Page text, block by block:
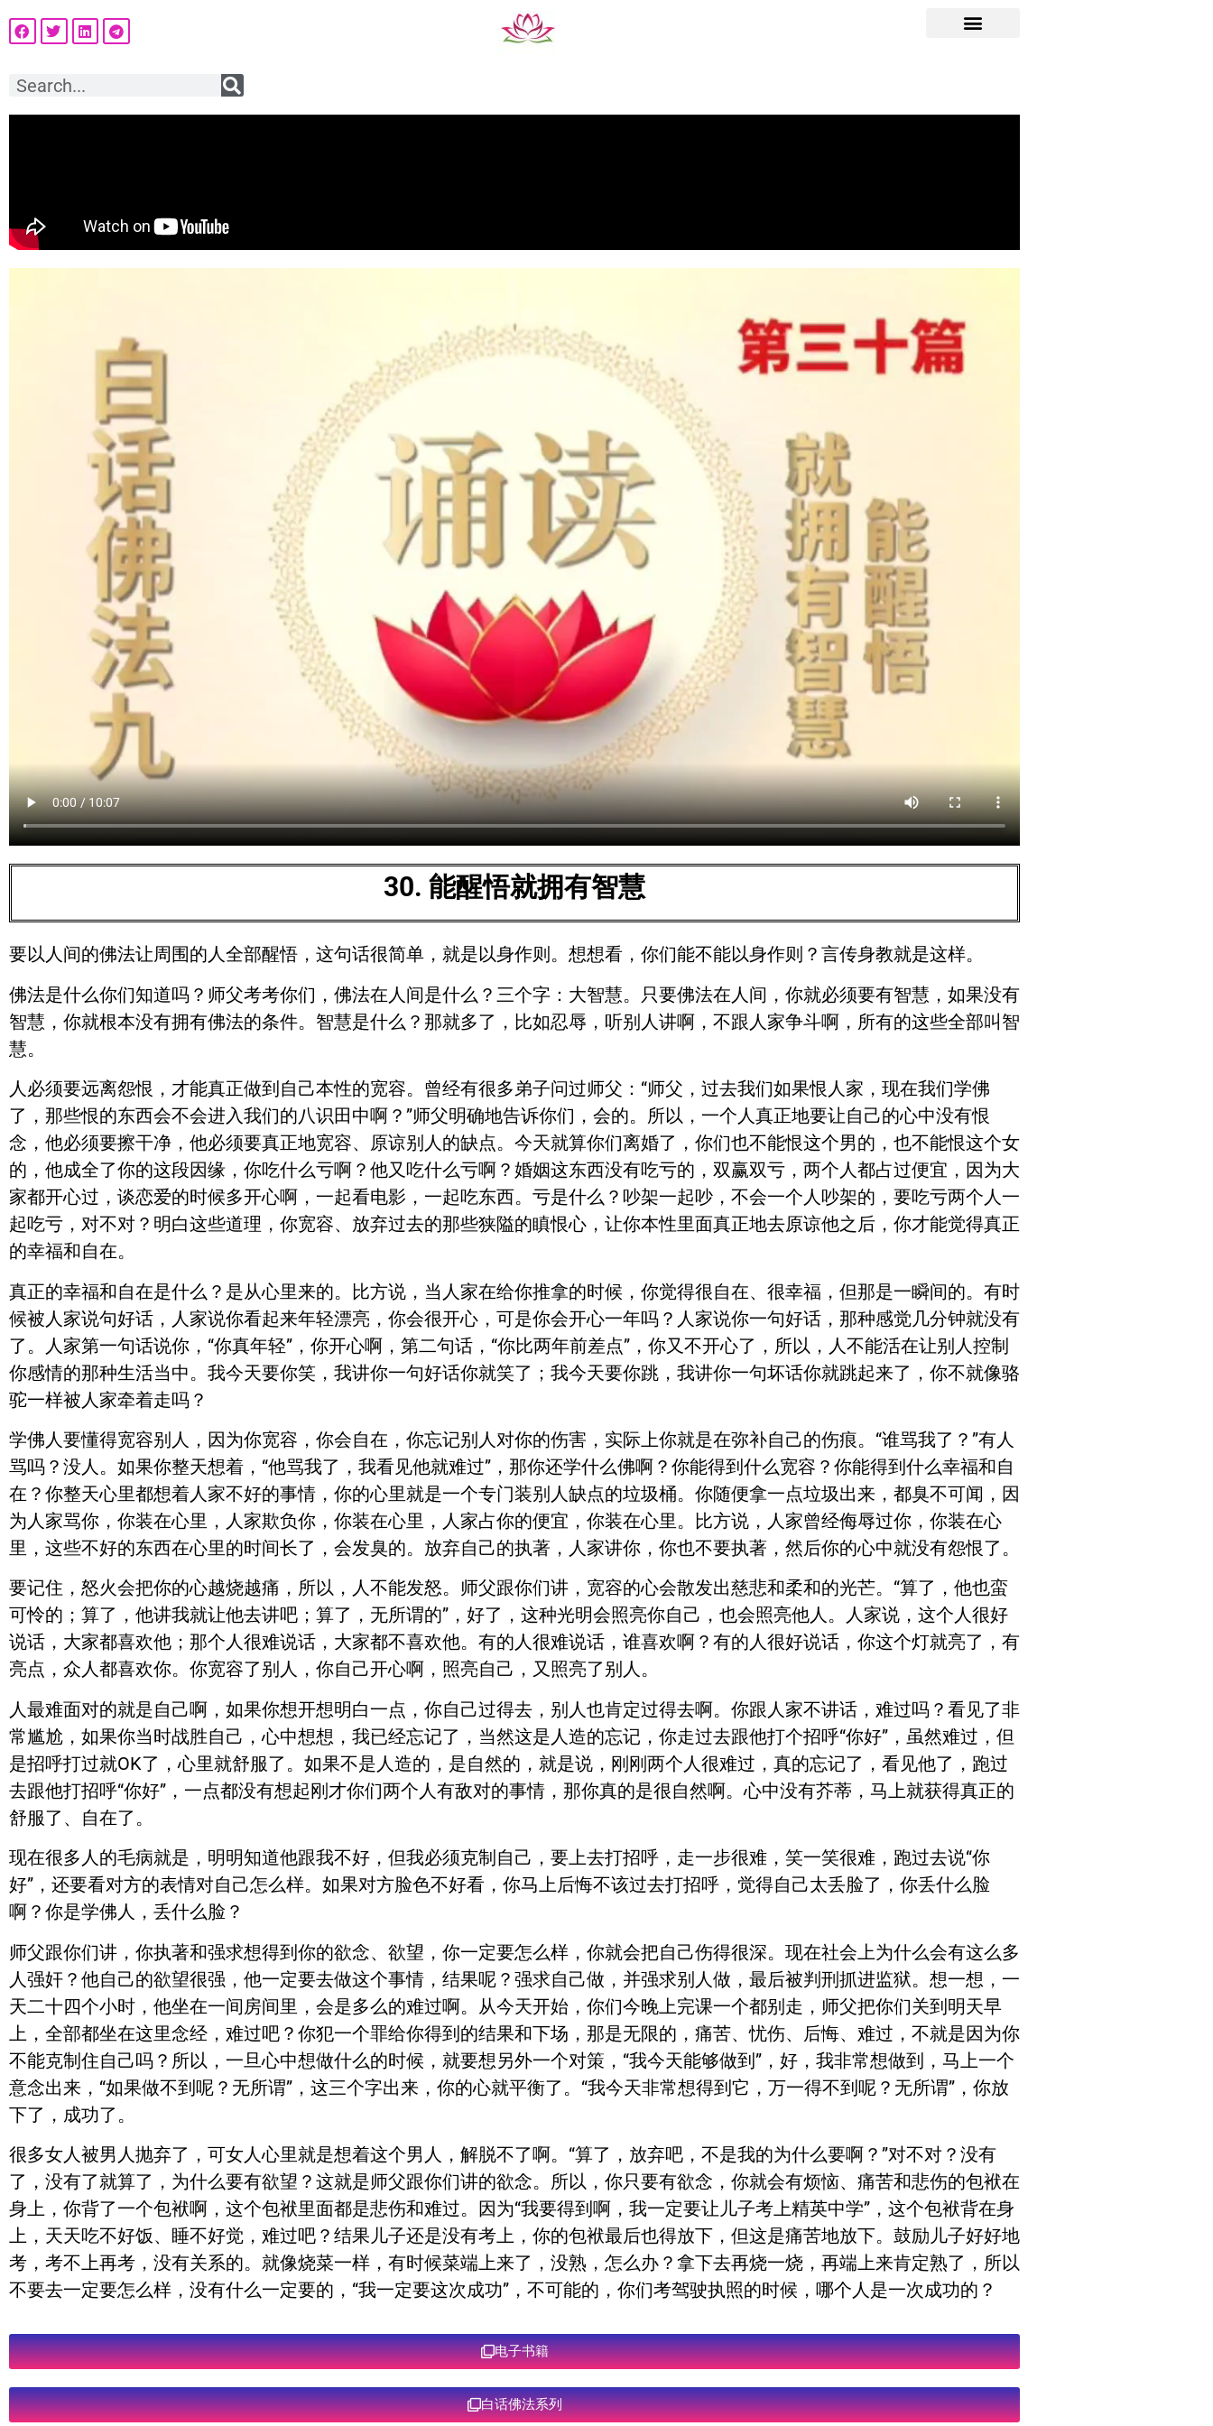
30. 能醒悟就拥有智慧
要以人间的佛法让周围的人全部醒悟，这句话很简单，就是以身作则。想想看，你们能不能以身作则？言传身教就是这样。
佛法是什么你们知道吗？师父考考你们，佛法在人间是什么？三个字：大智慧。只要佛法在人间，你就必须要有智慧，如果没有
智慧，你就根本没有拥有佛法的条件。智慧是什么？那就多了，比如忍辱，听别人讲啊，不跟人家争斗啊，所有的这些全部叫智
慧。
人必须要远离怨恨，才能真正做到自己本性的宽容。曾经有很多弟子问过师父：“师父，过去我们如果恨人家，现在我们学佛
了，那些恨的东西会不会进入我们的八识田中啊？”师父明确地告诉你们，会的。所以，一个人真正地要让自己的心中没有恨
念，他必须要擦干净，他必须要真正地宽容、原谅别人的缺点。今天就算你们离婚了，你们也不能恨这个男的，也不能恨这个女
的，他成全了你的这段因缘，你吃什么亏啊？他又吃什么亏啊？婚姻这东西没有吃亏的，双赢双亏，两个人都占过便宜，因为大
家都开心过，谈恋爱的时候多开心啊，一起看电影，一起吃东西。亏是什么？吵架一起吵，不会一个人吵架的，要吃亏两个人一
起吃亏，对不对？明白这些道理，你宽容、放弃过去的那些狭隘的瞋恨心，让你本性里面真正地去原谅他之后，你才能觉得真正
的幸福和自在。
真正的幸福和自在是什么？是从心里来的。比方说，当人家在给你推拿的时候，你觉得很自在、很幸福，但那是一瞬间的。有时
候被人家说句好话，人家说你看起来年轻漂亮，你会很开心，可是你会开心一年吗？人家说你一句好话，那种感觉几分钟就没有
了。人家第一句话说你，“你真年轻”，你开心啊，第二句话，“你比两年前差点”，你又不开心了，所以，人不能活在让别人控制
你感情的那种生活当中。我今天要你笑，我讲你一句好话你就笑了；我今天要你跳，我讲你一句坏话你就跳起来了，你不就像骆
驼一样被人家牵着走吗？
学佛人要懂得宽容别人，因为你宽容，你会自在，你忘记别人对你的伤害，实际上你就是在弥补自己的伤痕。“谁骂我了？”有人
骂吗？没人。如果你整天想着，“他骂我了，我看见他就难过”，那你还学什么佛啊？你能得到什么宽容？你能得到什么幸福和自
在？你整天心里都想着人家不好的事情，你的心里就是一个专门装别人缺点的垃圾桶。你随便拿一点垃圾出来，都臭不可闻，因
为人家骂你，你装在心里，人家欺负你，你装在心里，人家占你的便宜，你装在心里。比方说，人家曾经侮辱过你，你装在心
里，这些不好的东西在心里的时间长了，会发臭的。放弃自己的执著，人家讲你，你也不要执著，然后你的心中就没有怨恨了。
要记住，怒火会把你的心越烧越痛，所以，人不能发怒。师父跟你们讲，宽容的心会散发出慈悲和柔和的光芒。“算了，他也蛮
可怜的；算了，他讲我就让他去讲吧；算了，无所谓的”，好了，这种光明会照亮你自己，也会照亮他人。人家说，这个人很好
说话，大家都喜欢他；那个人很难说话，大家都不喜欢他。有的人很难说话，谁喜欢啊？有的人很好说话，你这个灯就亮了，有
亮点，众人都喜欢你。你宽容了别人，你自己开心啊，照亮自己，又照亮了别人。
人最难面对的就是自己啊，如果你想开想明白一点，你自己过得去，别人也肯定过得去啊。你跟人家不讲话，难过吗？看见了非
常尴尬，如果你当时战胜自己，心中想想，我已经忘记了，当然这是人造的忘记，你走过去跟他打个招呼“你好”，虽然难过，但
是招呼打过就OK了，心里就舒服了。如果不是人造的，是自然的，就是说，刚刚两个人很难过，真的忘记了，看见他了，跑过
去跟他打招呼“你好”，一点都没有想起刚才你们两个人有敌对的事情，那你真的是很自然啊。心中没有芥蒂，马上就获得真正的
舒服了、自在了。
现在很多人的毛病就是，明明知道他跟我不好，但我必须克制自己，要上去打招呼，走一步很难，笑一笑很难，跑过去说“你
好”，还要看对方的表情对自己怎么样。如果对方脸色不好看，你马上后悔不该过去打招呼，觉得自己太丢脸了，你丢什么脸
啊？你是学佛人，丢什么脸？
师父跟你们讲，你执著和强求想得到你的欲念、欲望，你一定要怎么样，你就会把自己伤得很深。现在社会上为什么会有这么多
人强奸？他自己的欲望很强，他一定要去做这个事情，结果呢？强求自己做，并强求别人做，最后被判刑抓进监狱。想一想，一
天二十四个小时，他坐在一间房间里，会是多么的难过啊。从今天开始，你们今晚上完课一个都别走，师父把你们关到明天早
上，全部都坐在这里念经，难过吧？你犯一个罪给你得到的结果和下场，那是无限的，痛苦、忧伤、后悔、难过，不就是因为你
不能克制住自己吗？所以，一旦心中想做什么的时候，就要想另外一个对策，“我今天能够做到”，好，我非常想做到，马上一个
意念出来，“如果做不到呢？无所谓”，这三个字出来，你的心就平衡了。“我今天非常想得到它，万一得不到呢？无所谓”，你放
下了，成功了。
很多女人被男人抛弃了，可女人心里就是想着这个男人，解脱不了啊。“算了，放弃吧，不是我的为什么要啊？”对不对？没有
了，没有了就算了，为什么要有欲望？这就是师父跟你们讲的欲念。所以，你只要有欲念，你就会有烦恼、痛苦和悲伤的包袱在
身上，你背了一个包袱啊，这个包袱里面都是悲伤和难过。因为“我要得到啊，我一定要让儿子考上精英中学”，这个包袱背在身
上，天天吃不好饭、睡不好觉，难过吧？结果儿子还是没有考上，你的包袱最后也得放下，但这是痛苦地放下。鼓励儿子好好地
考，考不上再考，没有关系的。就像烧菜一样，有时候菜端上来了，没熟，怎么办？拿下去再烧一烧，再端上来肯定熟了，所以
不要去一定要怎么样，没有什么一定要的，“我一定要这次成功”，不可能的，你们考驾驶执照的时候，哪个人是一次成功的？
电子书籍
白话佛法系列